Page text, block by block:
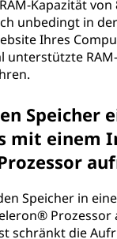
Kapazität von
unbedingt in
Ihres
unterstützte
Speicher
mit einem
Speicher in
Prozessor
schränkt die